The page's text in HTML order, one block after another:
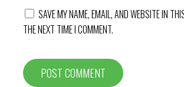
SAVE MY NAME, EMAIL, AND WEBSITE IN
THE NEXT TIME I COMMENT.